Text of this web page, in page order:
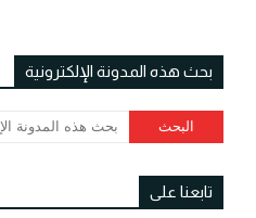
بحث هذه المدونة الإلكترونية
تابعنا على